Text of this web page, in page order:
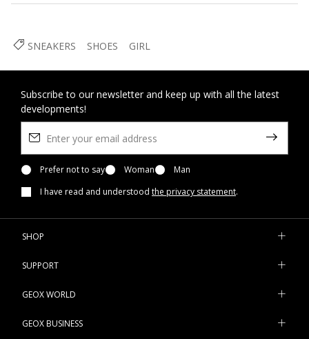
SNEAKERS SHOES GIRL
Subscribe to our newsletter and keep up with all the latest
developments!
Prefer not to say Woman
Man
I have read and understood the privacy statement.
SHOP
SUPPORT
GEOX WORLD
GEOX BUSINESS